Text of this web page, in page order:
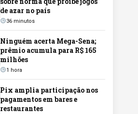
de azar no país
36 minutos
Ninguém acerta Mega-Sena;
prêmio acumula para R$ 165
milhões
1 hora
Pix amplia participação nos
pagamentos em bares e
restaurantes